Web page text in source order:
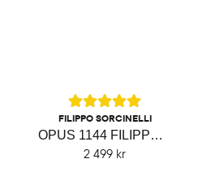
FILIPPO SORCINELLI
OPUS 1144 FILIPPO SORCINELLI
2 499 kr